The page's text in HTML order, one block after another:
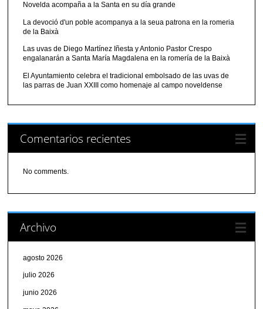
Novelda acompaña a la Santa en su día grande
La devoció d'un poble acompanya a la seua patrona en la romeria
de la Baixà
Las uvas de Diego Martínez Iñesta y Antonio Pastor Crespo
engalanarán a Santa María Magdalena en la romería de la Baixà
El Ayuntamiento celebra el tradicional embolsado de las uvas de
las parras de Juan XXIII como homenaje al campo noveldense
Comentarios recientes
No comments.
Archivo
agosto 2026
julio 2026
junio 2026